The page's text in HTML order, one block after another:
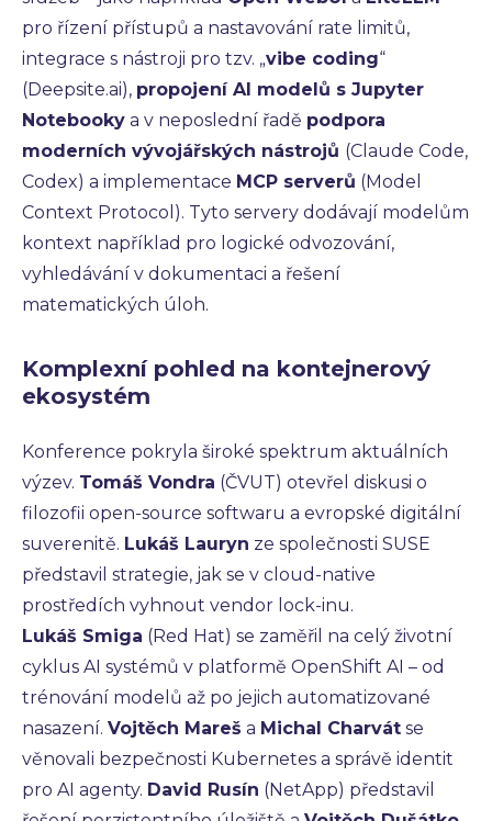
pro řízení přístupů a nastavování rate limitů,
integrace s nástroji pro tzv. „vibe coding“
(Deepsite.ai), propojení AI modelů s Jupyter
Notebooky a v neposlední řadě podpora
moderních vývojářských nástrojů (Claude Code,
Codex) a implementace MCP serverů (Model
Context Protocol). Tyto servery dodávají modelům
kontext například pro logické odvozování,
vyhledávání v dokumentaci a řešení
matematických úloh.
Komplexní pohled na kontejnerový
ekosystém
Konference pokryla široké spektrum aktuálních
výzev. Tomáš Vondra (ČVUT) otevřel diskusi o
filozofii open-source softwaru a evropské digitální
suverenitě. Lukáš Lauryn ze společnosti SUSE
představil strategie, jak se v cloud-native
prostředích vyhnout vendor lock-inu.
Lukáš Smiga (Red Hat) se zaměřil na celý životní
cyklus AI systémů v platformě OpenShift AI – od
trénování modelů až po jejich automatizované
nasazení. Vojtěch Mareš a Michal Charvát se
věnovali bezpečnosti Kubernetes a správě identit
pro AI agenty. David Rusín (NetApp) představil